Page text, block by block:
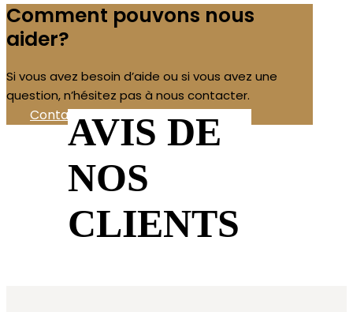
Comment pouvons nous
aider?
Si vous avez besoin d’aide ou si vous avez une
question, n’hésitez pas à nous contacter.
Contactez-nous!
AVIS DE
NOS
CLIENTS